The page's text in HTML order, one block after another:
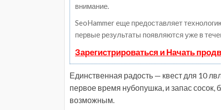
внимание.
SeoHammer еще предоставляет
первые результаты появляются уже в
Зарегистрироваться и Начать
Единственная радость — квест для 10
первое время нубопушка, и запас сосок,
возможным.